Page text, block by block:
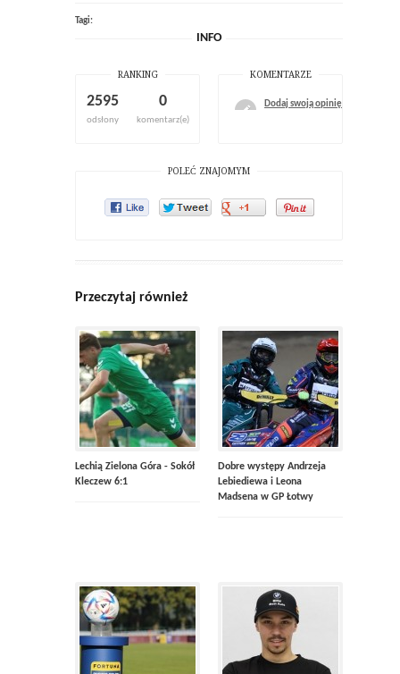
Tagi:
INFO
RANKING
2595
odsłony
0
komentarz(e)
KOMENTARZE
Dodaj swoją opinię
POLEĆ ZNAJOMYM
Przeczytaj również
Lechią Zielona Góra - Sokół
Kleczew 6:1
Dobre występy Andrzeja
Lebiediewa i Leona
Madsena w GP Łotwy